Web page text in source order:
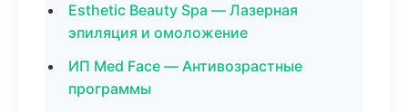
Esthetic Beauty Spa — Лазерная
эпиляция и омоложение
ИП Med Face — Антивозрастные
программы